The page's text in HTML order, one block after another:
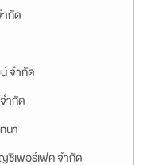
กัด
จำกัด
ำกัด
นา
ชีเพอร์เฟค จำกัด